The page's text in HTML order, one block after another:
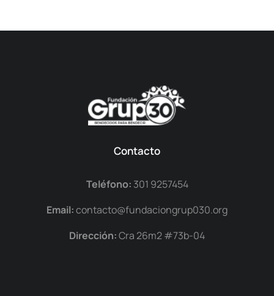
Contacto
Teléfono: 301 9257454
Email:contacto@fundaciongrup030.org
Dirección:Cra 26m2 #73b-04